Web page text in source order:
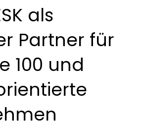
als
Partner für
100 und